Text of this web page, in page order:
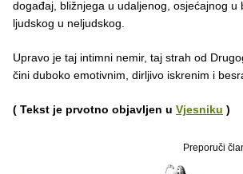
događaj, bližnjega u udaljenog, osjećajnog u
ljudskog u neljudskog.
Upravo je taj intimni nemir, taj strah od
čini duboko emotivnim, dirljivo iskrenim i
( Tekst je prvotno objavljen u Vjesniku )
Preporuči